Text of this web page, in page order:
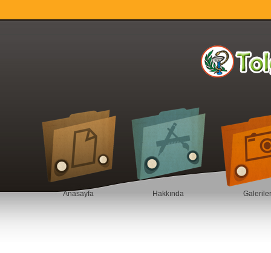
Anasayfa Hakkında